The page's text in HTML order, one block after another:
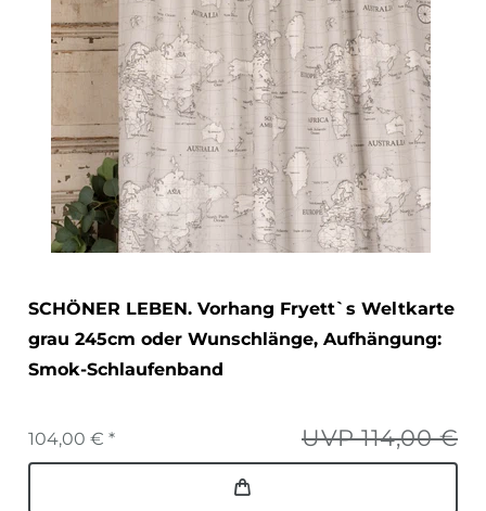
SCHÖNER LEBEN. Vorhang Fryett`s Weltkarte
grau 245cm oder Wunschlänge, Aufhängung:
Smok-Schlaufenband
UVP 114,00 €
104,00 € *